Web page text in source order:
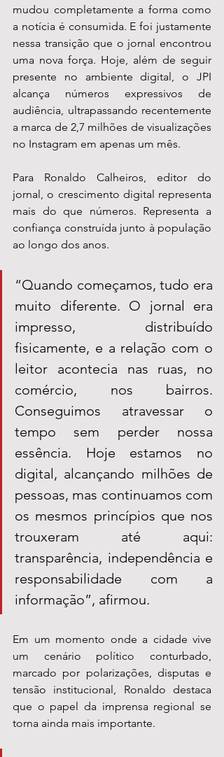
mudou completamente a forma como
a notícia é consumida. E foi justamente
nessa transição que o jornal encontrou
uma nova força. Hoje, além de seguir
presente no ambiente digital, o JPI
alcança números expressivos de
audiência, ultrapassando recentemente
a marca de 2,7 milhões de visualizações
no Instagram em apenas um mês.
Para Ronaldo Calheiros, editor do
jornal, o crescimento digital representa
mais do que números. Representa a
confiança construída junto à população
ao longo dos anos.
“Quando começamos, tudo era
muito diferente. O jornal era
impresso, distribuído
fisicamente, e a relação com o
leitor acontecia nas ruas, no
comércio, nos bairros.
Conseguimos atravessar o
tempo sem perder nossa
essência. Hoje estamos no
digital, alcançando milhões de
pessoas, mas continuamos com
os mesmos princípios que nos
trouxeram até aqui:
transparência, independência e
responsabilidade com a
informação”, afirmou.
Em um momento onde a cidade vive
um cenário político conturbado,
marcado por polarizações, disputas e
tensão institucional, Ronaldo destaca
que o papel da imprensa regional se
torna ainda mais importante.